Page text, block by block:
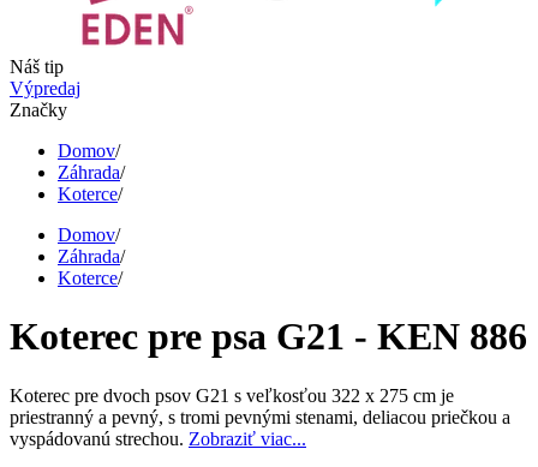
Náš tip
Výpredaj
Značky
Domov/
Záhrada/
Koterce/
Domov/
Záhrada/
Koterce/
Koterec pre psa G21 - KEN 886
Koterec pre dvoch psov G21 s veľkosťou 322 x 275 cm je
priestranný a pevný, s tromi pevnými stenami, deliacou priečkou a
vyspádovanú strechou. Zobraziť viac...